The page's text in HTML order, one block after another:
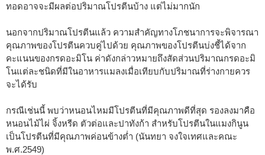
ทอดอาจจะมีผลต่อปริมาณโปรตีนบ้าง แต่ไม่มากนัก
นอกจากปริมาณโปรตีนแล้ว ความสำคัญทางโภชนาการจะพิจารณา
คุณภาพของโปรตีนควบคู่ไปด้วย คุณภาพของโปรตีนบ่งชี้ได้จาก
คะแนนของกรดอะมิโน ค่าดังกล่าวหมายถึงสัดส่วนปริมาณกรดอะมิ
โนแต่ละชนิดที่มีในอาหารแมลงเมื่อเทียบกับปริมาณที่ร่างกายควร
จะได้รับ
กรณีเช่นนี้ พบว่าหนอนไหมมีโปรตีนที่มีคุณภาพดีที่สุด รองลงมาคือ
หนอนไม้ไผ่ จิ้งหรีด ตัวต่อและปาทังก้า สำหรับโปรตีนในแมงกินูน
เป็นโปรตีนที่มีคุณภาพค่อนข้างต่ำ (นันทยา จงใจเทศและคณะ
พ.ศ.2549)